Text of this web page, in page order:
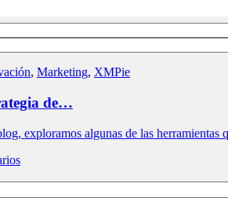
, Marketing, XMPie
de…
exploramos algunas de las